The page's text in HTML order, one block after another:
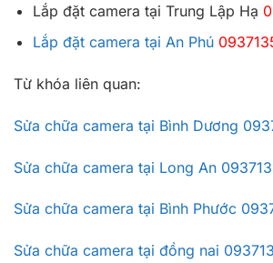
Lắp đặt camera tại Trung Lập Hạ
Lắp đặt camera tại An Phú
Từ khóa liên quan:
Sửa chữa camera tại Bình Dương
Sửa chữa camera tại Long An
Sửa chữa camera tại Bình Phước
Sửa chữa camera tại đồng nai